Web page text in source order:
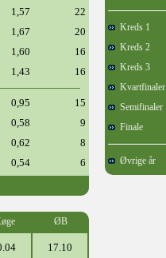
1,57
22
1,67
20
1,60
16
1,43 16
0,95
15
0,58
9
0,62
8
0,54 6
ØB
17.10
Kreds 1
Kreds 2
Kreds 3
Kvartfinaler
Semifinaler
Finale
Øvrige år